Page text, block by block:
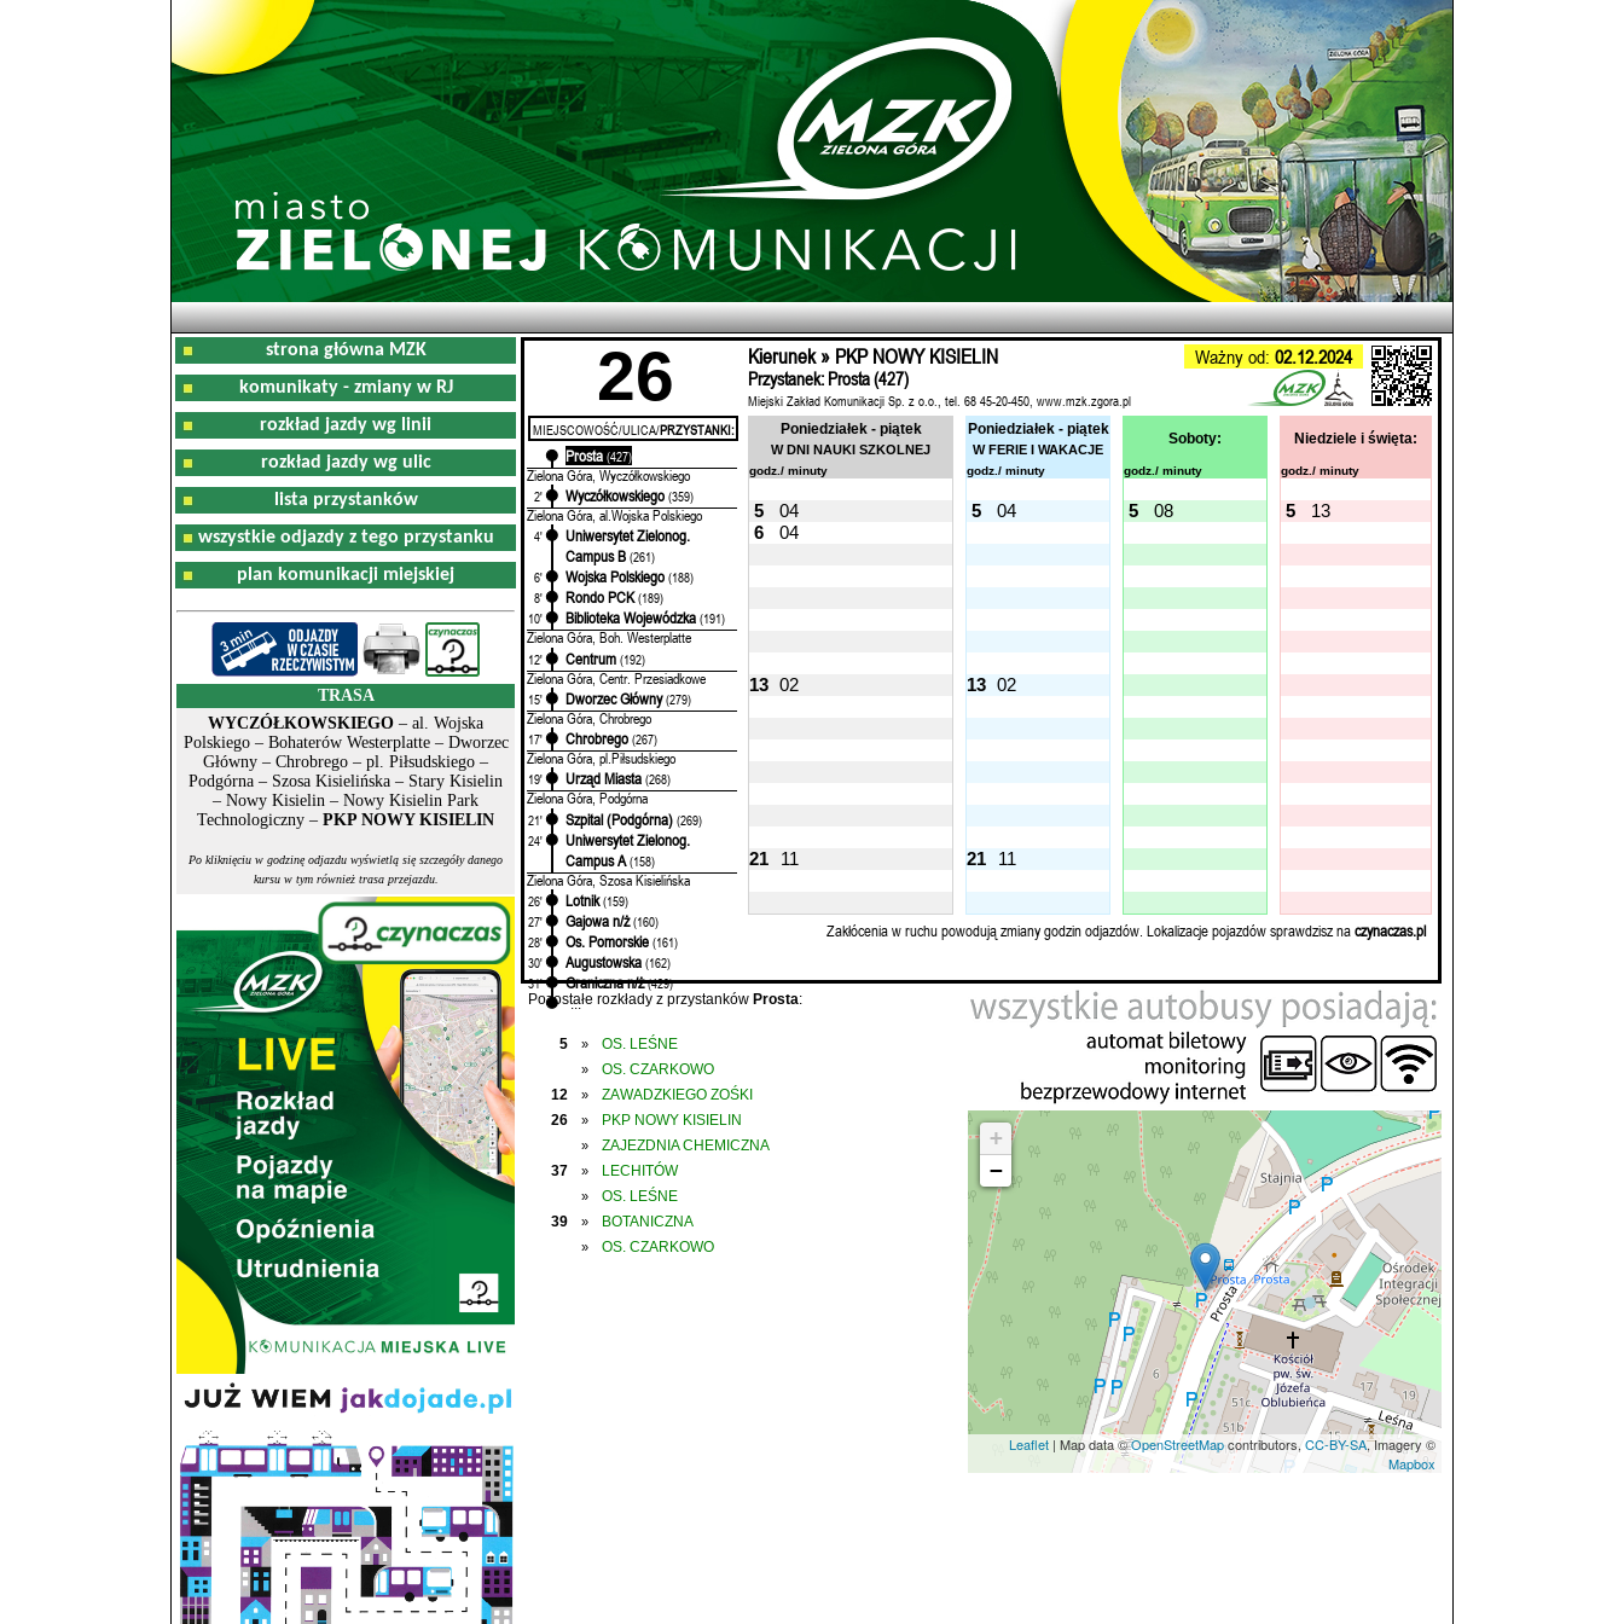
strona główna MZK
komunikaty - zmiany w RJ
rozkład jazdy wg linii
rozkład jazdy wg ulic
lista przystanków
wszystkie odjazdy z tego przystanku
plan komunikacji miejskiej
TRASA
WYCZÓŁKOWSKIEGO – al. Wojska
Polskiego – Bohaterów Westerplatte – Dworzec
Główny – Chrobrego – pl. Piłsudskiego –
Podgórna – Szosa Kisielińska – Stary Kisielin
– Nowy Kisielin – Nowy Kisielin Park
Technologiczny – PKP NOWY KISIELIN
Po kliknięciu w godzinę odjazdu wyświetlą się szczegóły danego
kursu w tym również trasa przejazdu.
26 Kierunek » PKP NOWY KISIELIN Ważny od: 02.12.2024
Przystanek: Prosta (427)
Miejski Zakład Komunikacji Sp. z o.o., tel. 68 45-20-450, www.mzk.zgora.pl
MIEJSCOWOŚĆ/ULICA/PRZYSTANKI:
Prosta (427)
Zielona Góra, Wyczółkowskiego
2' Wyczółkowskiego (359)
Zielona Góra, al.Wojska Polskiego
4'
Uniwersytet Zielonog.
Campus B (261)
6'
Wojska Polskiego (188)
8'
Rondo PCK (189)
10'
Biblioteka Wojewódzka (191)
Zielona Góra, Boh. Westerplatte
12' Centrum (192)
Zielona Góra, Centr. Przesiadkowe
15' Dworzec Główny (279)
Zielona Góra, Chrobrego
17' Chrobrego (267)
Zielona Góra, pl.Piłsudskiego
19' Urząd Miasta (268)
Zielona Góra, Podgórna
21' Szpital (Podgórna) (269)
24'
Uniwersytet Zielonog.
Campus A (158)
Zielona Góra, Szosa Kisielińska
26' Lotnik (159)
27'
Gajowa n/ż (160)
28'
Os. Pomorskie (161)
30'
Augustowska (162)
31'
Graniczna n/ż (429)
...
Poniedziałek - piątek
W DNI NAUKI SZKOLNEJ
Poniedziałek - piątek
W FERIE I WAKACJE
Soboty: Niedziele i święta:
godz./ minuty godz./ minuty godz./ minuty godz./ minuty
5 04 5 04 5 08 5
13
6
04
13 02 13 02
21 11 21 11
Zakłócenia w ruchu powodują zmiany godzin odjazdów. Lokalizacje pojazdów sprawdzisz naczynaczas.pl
Pozostałe rozkłady z przystanków Prosta:
5 » OS. LEŚNE
»
OS. CZARKOWO
12
»
ZAWADZKIEGO ZOŚKI
26
» PKP NOWY KISIELIN
»
ZAJEZDNIA CHEMICZNA
37
» LECHITÓW
»
OS. LEŚNE
39
» BOTANICZNA
» OS. CZARKOWO
+
−
Leaflet | Map data ©OpenStreetMapcontributors, CC-BY-SA, Imagery ©
Mapbox